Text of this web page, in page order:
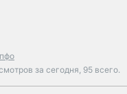
пфо
за сегодня, 95 всего.